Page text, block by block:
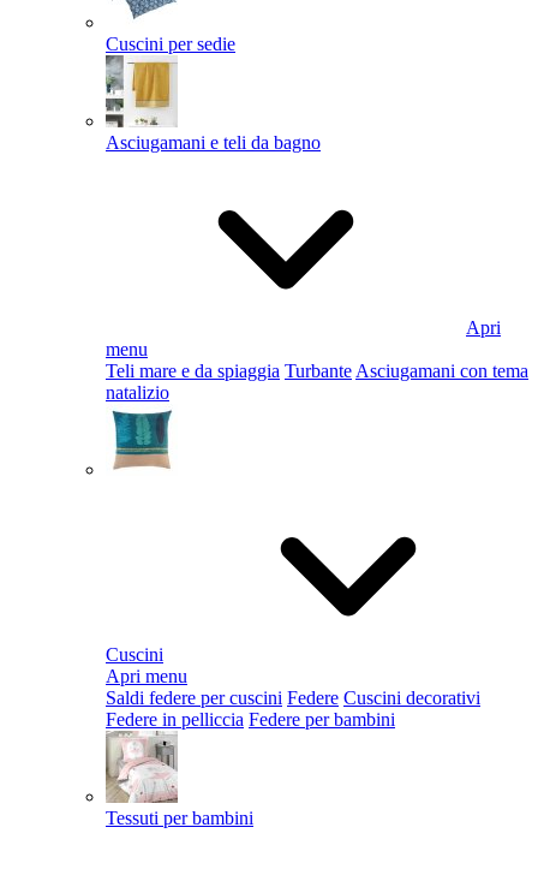
Cuscini per sedie
Asciugamani e teli da bagno
Apri
menu
Teli mare e da spiaggia Turbante Asciugamani con tema
natalizio
Cuscini
Apri menu
Saldi federe per cuscini Federe Cuscini decorativi
Federe in pelliccia Federe per bambini
Tessuti per bambini